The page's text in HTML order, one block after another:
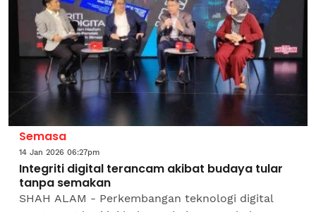
Semasa
14 Jan 2026 06:27pm
Integriti digital terancam akibat budaya tular
tanpa semakan
SHAH ALAM - Perkembangan teknologi digital